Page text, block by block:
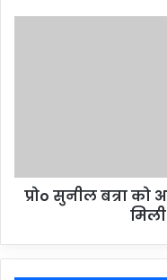
प्रोo सुनील बत्रा